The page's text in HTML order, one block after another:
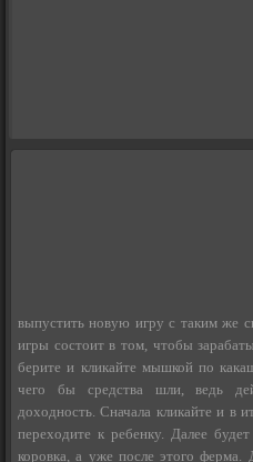
выпустить новую игру с таким же
игры состоит в том, чтобы
берите и кликайте мышкой по
чего бы средства шли, ведь
доходность. Сначала кликайте и в
переходите к ребенку. Далее
коровка, а уже после этого ферма.